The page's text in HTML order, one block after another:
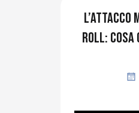
L’attacco
roll: cosa